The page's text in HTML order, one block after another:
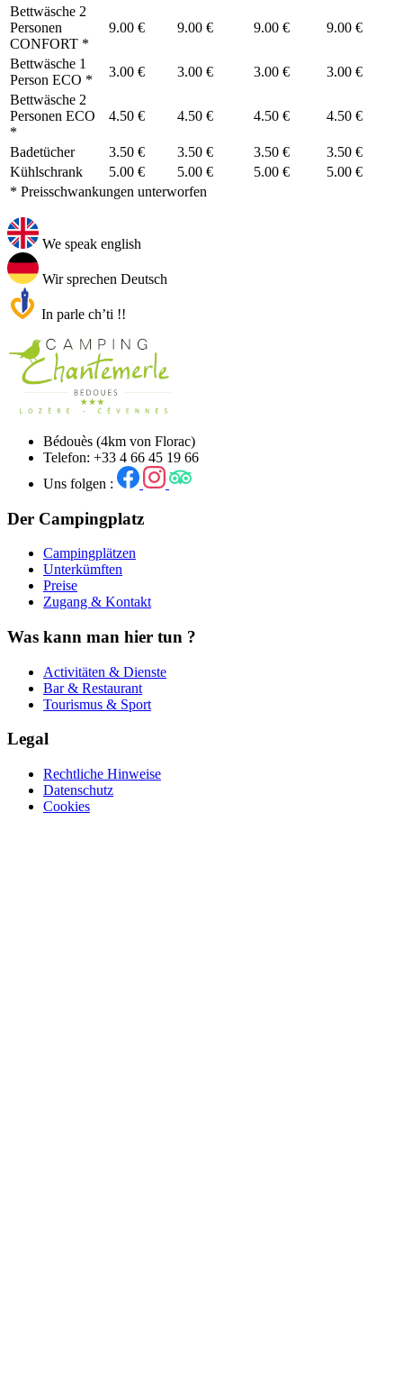
Bettwäsche 2
Personen
CONFORT *
9.00 € 9.00 € 9.00 € 9.00 €
Bettwäsche 1
Person ECO *
3.00 € 3.00 € 3.00 €
3.00 €
Bettwäsche 2
Personen ECO
*
4.50 € 4.50 € 4.50 € 4.50 €
Badetücher 3.50 € 3.50 € 3.50 €
3.50 €
Kühlschrank
5.00 € 5.00 € 5.00 €
5.00 €
* Preisschwankungen unterworfen
We speak english
Wir sprechen Deutsch
In parle ch’ti !!
Bédouès (4km von Florac)
Telefon: +33 4 66 45 19 66
Uns folgen :
Der Campingplatz
Campingplätzen
Unterkümften
Preise
Zugang & Kontakt
Was kann man hier tun ?
Activitäten & Dienste
Bar & Restaurant
Tourismus & Sport
Legal
Rechtliche Hinweise
Datenschutz
Cookies